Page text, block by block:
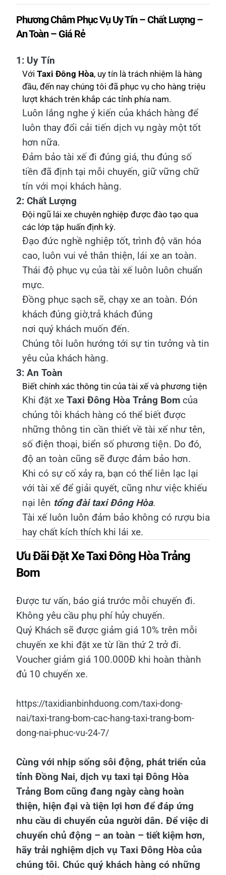
Phương Châm Phục Vụ Uy Tín – Chất Lượng –
An Toàn – Giá Rẻ
1: Uy Tín
Với Taxi Đông Hòa, uy tín là trách nhiệm là hàng
đầu, đến nay chúng tôi đã phục vụ cho hàng triệu
lượt khách trên khắp các tỉnh phía nam.
Luôn lắng nghe ý kiến của khách hàng để
luôn thay đổi cải tiến dịch vụ ngày một tốt
hơn nữa.
Đảm bảo tài xế đi đúng giá, thu đúng số
tiền đã định tại mỗi chuyến, giữ vững chữ
tín với mọi khách hàng.
2: Chất Lượng
Đội ngũ lái xe chuyên nghiệp được đào tạo qua
các lớp tập huấn định kỳ.
Đạo đức nghề nghiệp tốt, trình độ văn hóa
cao, luôn vui vẻ thân thiện, lái xe an toàn.
Thái độ phục vụ của tài xế luôn luôn chuẩn
mực.
Đồng phục sạch sẽ, chạy xe an toàn. Đón
khách đúng giờ,trả khách đúng
nơi quý khách muốn đến.
Chúng tôi luôn hướng tới sự tin tưởng và tin
yêu của khách hàng.
3: An Toàn
Biết chính xác thông tin của tài xế và phương tiện
Khi đặt xe Taxi Đông Hòa Trảng Bom của
chúng tôi khách hàng có thể biết được
những thông tin cần thiết về tài xế như tên,
số điện thoại, biển số phương tiện. Do đó,
độ an toàn cũng sẽ được đảm bảo hơn.
Khi có sự cố xảy ra, bạn có thể liên lạc lại
với tài xế để giải quyết, cũng như việc khiếu
nại lên tổng đài taxi Đông Hòa.
Tài xế luôn luôn đảm bảo không có rượu bia
hay chất kích thích khi lái xe.
Ưu Đãi Đặt Xe Taxi Đông Hòa Trảng
Bom
Được tư vấn, báo giá trước mỗi chuyến đi.
Không yêu cầu phụ phí hủy chuyến.
Quý Khách sẽ được giảm giá 10% trên mỗi
chuyến xe khi đặt xe từ lần thứ 2 trở đi.
Voucher giảm giá 100.000Đ khi hoàn thành
đủ 10 chuyến xe.
https://taxidianbinhduong.com/taxi-dong-
nai/taxi-trang-bom-cac-hang-taxi-trang-bom-
dong-nai-phuc-vu-24-7/
Cùng với nhịp sống sôi động, phát triển của
tỉnh Đồng Nai, dịch vụ taxi tại Đông Hòa
Trảng Bom cũng đang ngày càng hoàn
thiện, hiện đại và tiện lợi hơn để đáp ứng
nhu cầu di chuyển của người dân. Để việc di
chuyển chủ động – an toàn – tiết kiệm hơn,
hãy trải nghiệm dịch vụ Taxi Đông Hòa của
chúng tôi. Chúc quý khách hàng có những